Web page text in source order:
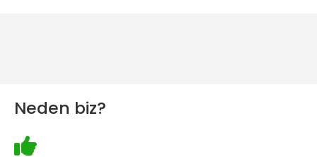
Neden biz?